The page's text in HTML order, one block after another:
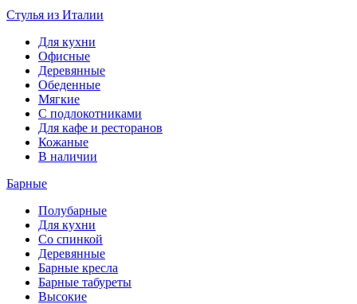
Стулья из Италии
Для кухни
Офисные
Деревянные
Обеденные
Мягкие
С подлокотниками
Для кафе и ресторанов
Кожаные
В наличии
Барные
Полубарные
Для кухни
Со спинкой
Деревянные
Барные кресла
Барные табуреты
Высокие